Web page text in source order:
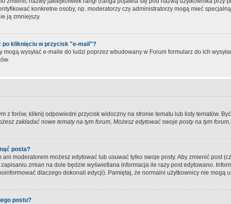
konkretne osoby, np. moderatorzy czy administratorzy mogą mieć
ją zmniejszy.
po kliknięciu w przycisk "e-mail"?
mogą wysyłać e-maile do ludzi poprzez wbudowany w Forum formularz do ich
z forów, kliknij odpowiedni przycisk widoczny na stronie tematu lub listy tematów.
zakładać nowe tematy na tym forum, Możesz edytować swoje posty na tym
posta?
moderatorem możesz edytować lub usuwać tylko swoje posty. Aby zmienić post
zmian na dole będzie wyświetlana informacja ile razy post edytowano.
dlaczego dokonali edycji). Pamiętaj, że normalni użytkownicy nie mogą
postu?